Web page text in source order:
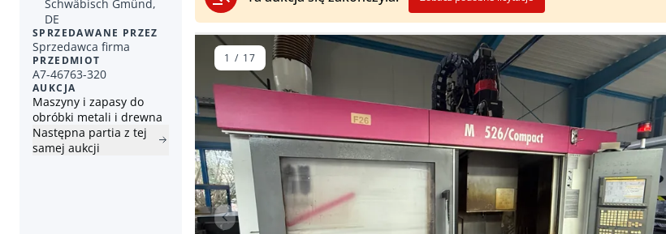
Schwäbisch Gmünd,
DE
SPRZEDAWANE PRZEZ
Sprzedawca firma
PRZEDMIOT
A7-46763-320
AUKCJA
Maszyny i zapasy do
obróbki metali i drewna
Następna partia z tej
samej aukcji
Poprzednia pozycja
1 / 17